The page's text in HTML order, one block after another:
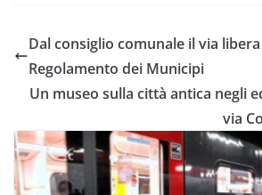
Dal consiglio comunale il via
Regolamento dei Municipi
Un museo sulla città antica negli
via